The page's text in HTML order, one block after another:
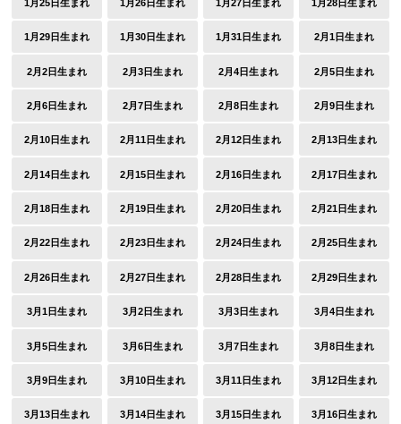
1月25日生まれ 1月26日生まれ 1月27日生まれ 1月28日生まれ
1月29日生まれ 1月30日生まれ 1月31日生まれ 2月1日生まれ
2月2日生まれ 2月3日生まれ 2月4日生まれ 2月5日生まれ
2月6日生まれ 2月7日生まれ 2月8日生まれ 2月9日生まれ
2月10日生まれ 2月11日生まれ 2月12日生まれ 2月13日生まれ
2月14日生まれ 2月15日生まれ 2月16日生まれ 2月17日生まれ
2月18日生まれ 2月19日生まれ 2月20日生まれ 2月21日生まれ
2月22日生まれ 2月23日生まれ 2月24日生まれ 2月25日生まれ
2月26日生まれ 2月27日生まれ 2月28日生まれ 2月29日生まれ
3月1日生まれ 3月2日生まれ 3月3日生まれ 3月4日生まれ
3月5日生まれ 3月6日生まれ 3月7日生まれ 3月8日生まれ
3月9日生まれ 3月10日生まれ 3月11日生まれ 3月12日生まれ
3月13日生まれ 3月14日生まれ 3月15日生まれ 3月16日生まれ